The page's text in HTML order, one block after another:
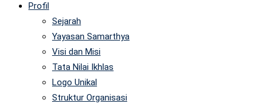
Profil
Sejarah
Yayasan Samarthya
Visi dan Misi
Tata Nilai Ikhlas
Logo Unikal
Struktur Organisasi